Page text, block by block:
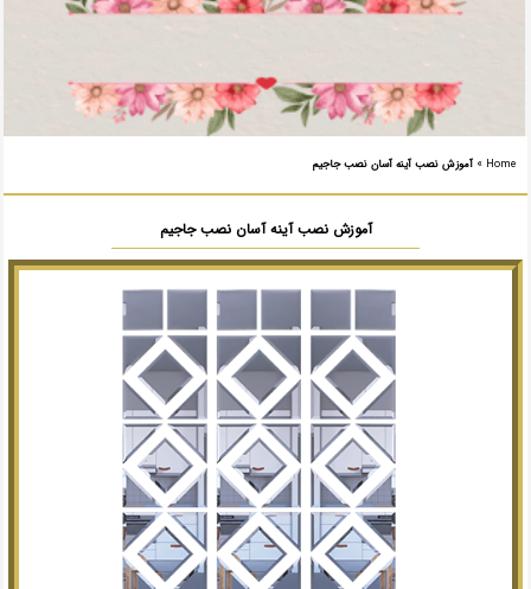
Home
» آموزش نصب آینه آسان نصب جاجیم
آموزش نصب آینه آسان نصب جاجیم